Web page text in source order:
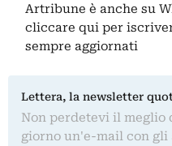
Artribune è anche su
cliccare qui per
sempre aggiornati
Lettera, la newsletter
Non perdetevi il
giorno un'e-mail con